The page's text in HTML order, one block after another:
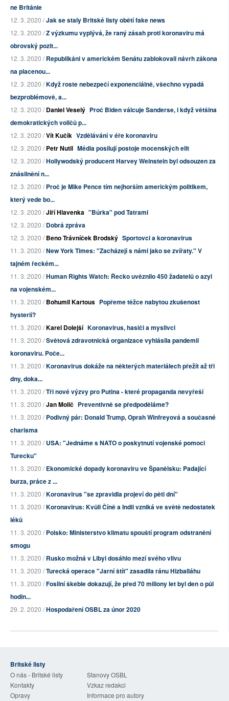
ne Británie
12. 3. 2020 /Jak se staly Britské listy obětí fake news
12. 3. 2020 /Z výzkumu vyplývá, že raný zásah proti koronaviru má
obrovský pozit...
12. 3. 2020 /Republikáni v americkém Senátu zablokovali návrh zákona
na placenou...
12. 3. 2020 /Když roste nebezpečí exponenciálně, všechno vypadá
bezproblémově, a...
12. 3. 2020 /Daniel Veselý Proč Biden válcuje Sanderse, i když většina
demokratických voličů p...
12. 3. 2020 /Vít Kučík Vzdělávání v éře koronaviru
12. 3. 2020 /Petr Nutil Média posilují postoje mocenských elit
12. 3. 2020 /Hollywodský producent Harvey Weinstein byl odsouzen za
znásilnění n...
12. 3. 2020 /Proč je Mike Pence tím nejhorším americkým politikem,
který vede bo...
12. 3. 2020 /Jiří Hlavenka "Búrka" pod Tatrami
12. 3. 2020 /Dobrá zpráva
12. 3. 2020 /Beno Trávníček Brodský Sportovci a koronavirus
11. 3. 2020 /New York Times: "Zacházejí s námi jako se zvířaty." V
tajném řeckém...
11. 3. 2020 /Human Rights Watch: Řecko uvěznilo 450 žadatelů o azyl
na vojenském...
11. 3. 2020 /Bohumil Kartous Popřeme těžce nabytou zkušenost
hysterií?
11. 3. 2020 /Karel Dolejší Koronavirus, hasiči a myslivci
11. 3. 2020 /Světová zdravotnická organizace vyhlásila pandemii
koronaviru. Poče...
11. 3. 2020 /Koronavirus dokáže na některých materiálech přežít až tři
dny, doka...
11. 3. 2020 /Tři nové výzvy pro Putina - které propaganda nevyřeší
11. 3. 2020 /Jan Molič Preventivně se předpoděláme?
11. 3. 2020 /Podivný pár: Donald Trump, Oprah Winfreyová a současné
charisma
11. 3. 2020 /USA: "Jednáme s NATO o poskytnutí vojenské pomoci
Turecku"
11. 3. 2020 /Ekonomické dopady koronaviru ve Španělsku: Padající
burza, práce z ...
11. 3. 2020 /Koronavirus "se zpravidla projeví do pěti dní"
11. 3. 2020 /Koronavirus: Kvůli Číně a Indii vzniká ve světě nedostatek
léků
11. 3. 2020 /Polsko: Ministerstvo klimatu spouští program odstranění
smogu
11. 3. 2020 /Rusko možná v Libyi dosáhlo mezí svého vlivu
11. 3. 2020 /Turecká operace "Jarní štít" zasadila ránu Hizballáhu
11. 3. 2020 /Fosilní škeble dokazují, že před 70 miliony let byl den o půl
hodin...
29. 2. 2020 /Hospodaření OSBL za únor 2020
Britské listy
O nás - Britské listy
Stanovy OSBL
Kontakty
Vzkaz redakci
Opravy
Informace pro autory